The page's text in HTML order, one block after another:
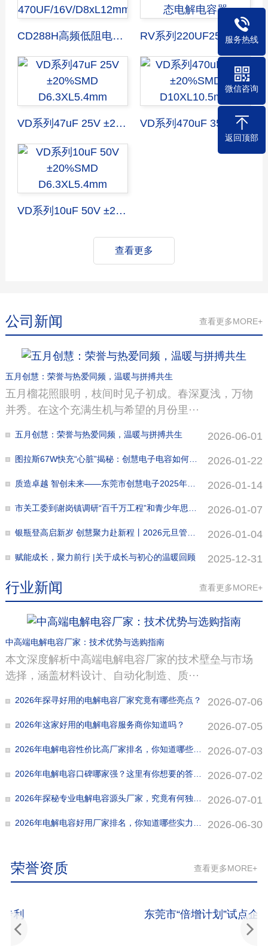
CD288H高频低阻电容器470UF/16V/D8xL12mm RV系列220UF25V/6.3*6mm固态电解电容器
VD系列47uF 25V ±20%SMD D6.3XL5.4mm VD系列470uF 35V ±20%SMD D10XL10.5mm
VD系列10uF 50V ±20%SMD D6.3XL5.4mm
查看更多
查看更多MORE+
公司新闻
五月创慧：荣誉与热爱同频，温暖与拼搏共生
五月榴花照眼明，枝间时见子初成。春深夏浅，万物
并秀。在这个充满生机与希望的月份里···
2026-06-01
五月创慧：荣誉与热爱同频，温暖与拼搏共生
2026-01-22
图拉斯67W快充“心脏”揭秘：创慧电子电容如何炼成？
2026-01-14
质造卓越 智创未来——东莞市创慧电子2025年第四季度质量标兵与改进创新表彰大会圆满落幕
2026-01-07
市关工委到谢岗镇调研“百千万工程”和青少年思想教育工作
2026-01-04
银瓶登高启新岁 创慧聚力赴新程丨2026元旦管理团队徒步活动管理团队徒步活动
2025-12-31
赋能成长，聚力前行 |关于成长与初心的温暖回顾
查看更多MORE+
行业新闻
中高端电解电容厂家：技术优势与选购指南
本文深度解析中高端电解电容厂家的技术壁垒与市场
选择，涵盖材料设计、自动化制造、质···
2026-07-06
2026年探寻好用的电解电容厂家究竟有哪些亮点？
2026-07-05
2026年这家好用的电解电容服务商你知道吗？
2026-07-03
2026年电解电容性价比高厂家排名，你知道哪些在前列？
2026-07-02
2026年电解电容口碑哪家强？这里有你想要的答案！
2026-07-01
2026年探秘专业电解电容源头厂家，究竟有何独特之处？
2026-06-30
2026年电解电容好用厂家排名，你知道哪些实力靠前？
查看更多MORE+
荣誉资质
东莞市“倍增计划”试点企业
服务热线
微信咨询
返回顶部